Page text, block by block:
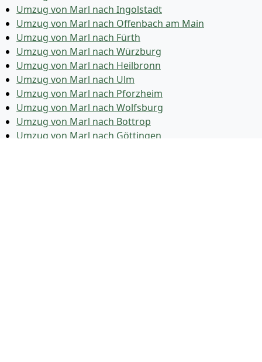
Umzug von Marl nach Ingolstadt
Umzug von Marl nach Offenbach am Main
Umzug von Marl nach Fürth
Umzug von Marl nach Würzburg
Umzug von Marl nach Heilbronn
Umzug von Marl nach Ulm
Umzug von Marl nach Pforzheim
Umzug von Marl nach Wolfsburg
Umzug von Marl nach Bottrop
Umzug von Marl nach Göttingen